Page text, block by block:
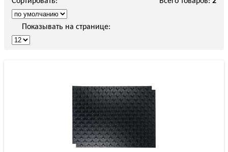
Показывать на странице: